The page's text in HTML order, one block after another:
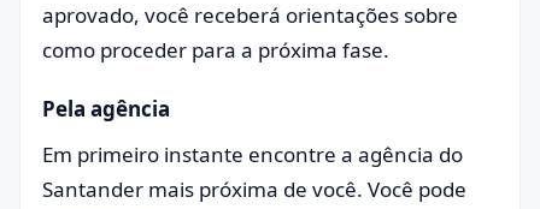
aprovado, você receberá orientações sobre
como proceder para a próxima fase.
Pela agência
Em primeiro instante encontre a agência do
Santander mais próxima de você. Você pode